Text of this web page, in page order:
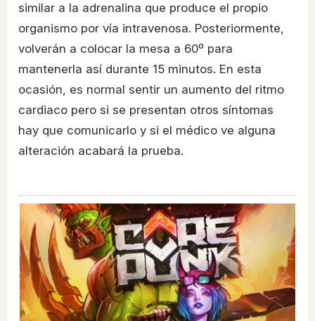
similar a la adrenalina que produce el propio
organismo por vía intravenosa. Posteriormente,
volverán a colocar la mesa a 60º para
mantenerla así durante 15 minutos. En esta
ocasión, es normal sentir un aumento del ritmo
cardiaco pero si se presentan otros síntomas
hay que comunicarlo y si el médico ve alguna
alteración acabará la prueba.